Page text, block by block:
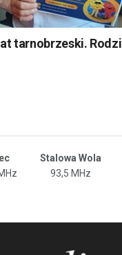
tarnobrzeski.
Stalowa Wola
93,5 MHz